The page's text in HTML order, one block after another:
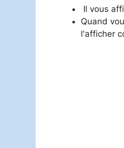
Il vous
Quand
l'afficher